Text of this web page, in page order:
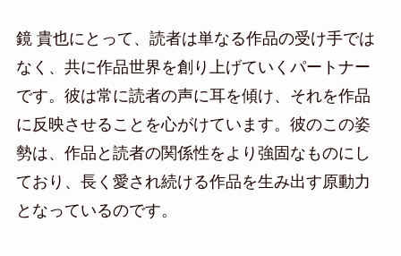
鏡 貴也にとって、読者は単なる作品の受け手では
なく、共に作品世界を創り上げていくパートナー
です。彼は常に読者の声に耳を傾け、それを作品
に反映させることを心がけています。彼のこの姿
勢は、作品と読者の関係性をより強固なものにし
ており、長く愛され続ける作品を生み出す原動力
となっているのです。